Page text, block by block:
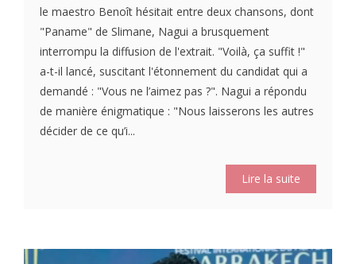
le maestro Benoît hésitait entre deux chansons, dont
"Paname" de Slimane, Nagui a brusquement
interrompu la diffusion de l'extrait. "Voilà, ça suffit !"
a-t-il lancé, suscitant l'étonnement du candidat qui a
demandé : "Vous ne l’aimez pas ?". Nagui a répondu
de manière énigmatique : "Nous laisserons les autres
décider de ce qu’i...
Lire la suite